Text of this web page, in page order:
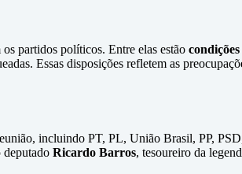
partidos políticos. Entre elas estão
Essas disposições refletem as
incluindo PT, PL, União Brasil, PP,
deputado Ricardo Barros, tesoureiro da